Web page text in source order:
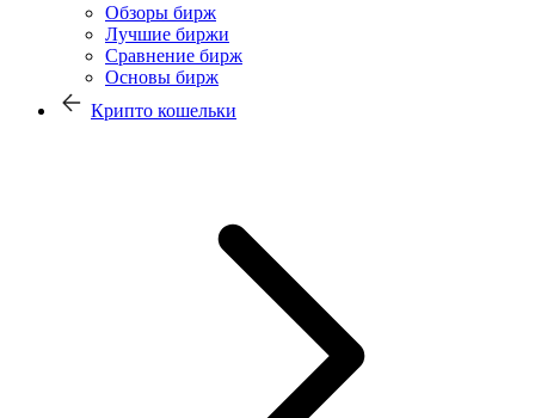
Обзоры бирж
Лучшие биржи
Сравнение бирж
Основы бирж
Крипто кошельки